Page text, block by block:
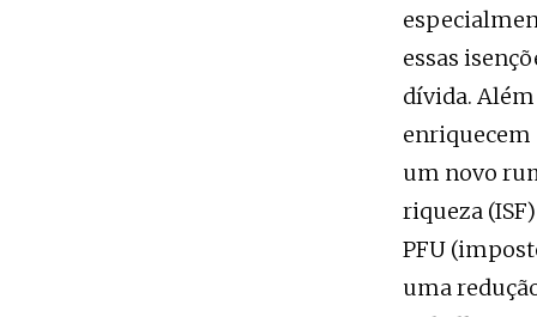
essas
dívida.
enriquecem
um novo
riqueza
PFU
uma